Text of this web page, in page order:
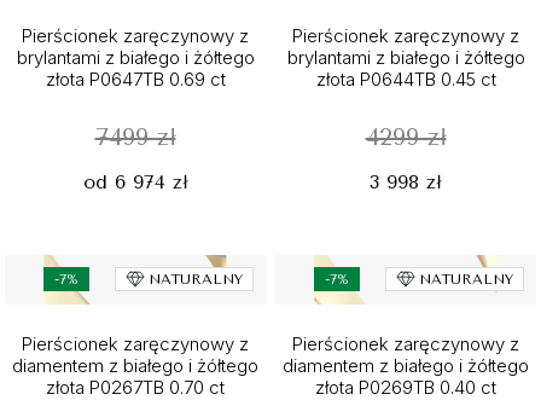
Pierścionek zaręczynowy z
brylantami z białego i żółtego
złota P0647TB 0.69 ct
7499 zł
od 6 974 zł
Pierścionek zaręczynowy z
brylantami z białego i żółtego
złota P0644TB 0.45 ct
4299 zł
3 998 zł
-7% NATURALNY
Pierścionek zaręczynowy z
diamentem z białego i żółtego
złota P0267TB 0.70 ct
-7% NATURALNY
Pierścionek zaręczynowy z
diamentem z białego i żółtego
złota P0269TB 0.40 ct